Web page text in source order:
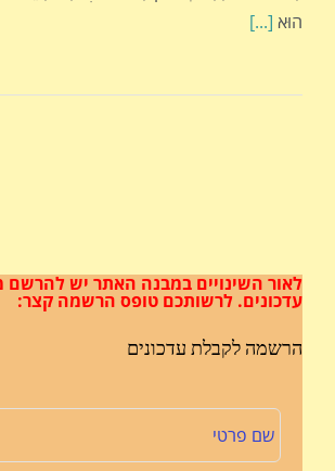
הוּא [...]
לאור השינויים במבנה האתריש להרשם
עדכונים. לרשותכם טופס הרשמה קצר:
הרשמה לקבלת עדכונים